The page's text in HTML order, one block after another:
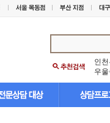
인
우